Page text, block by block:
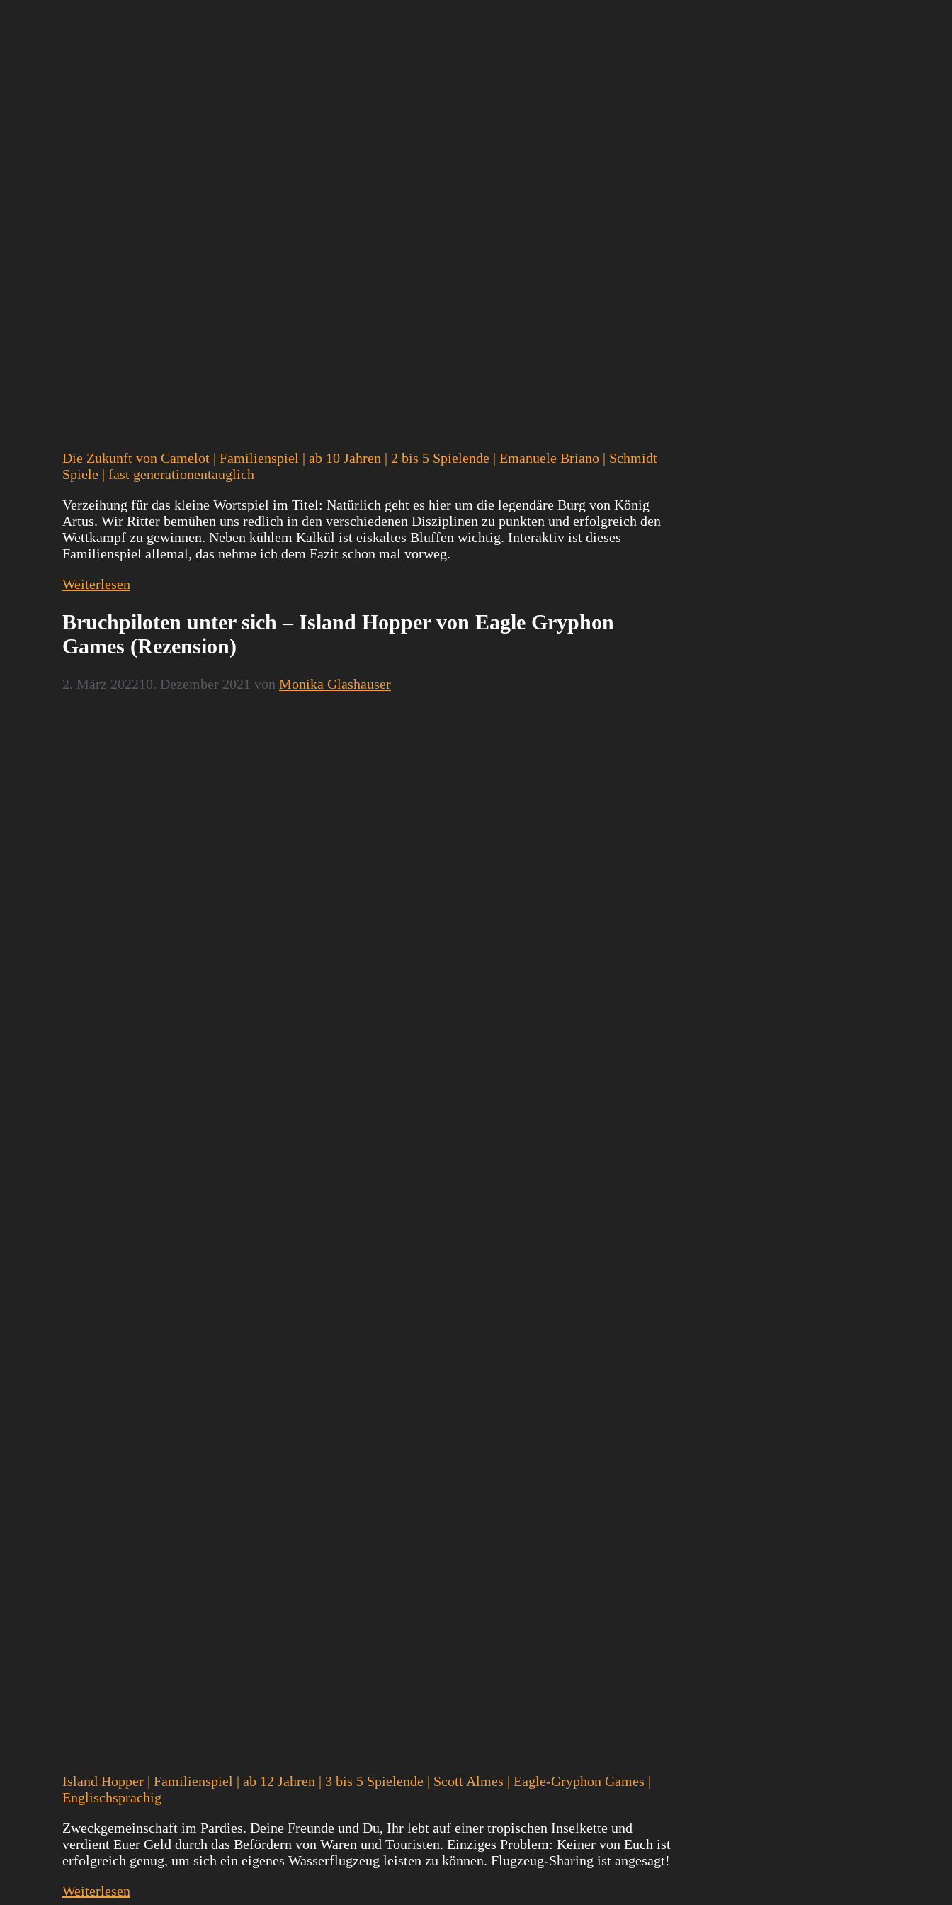
Die Zukunft von Camelot | Familienspiel | ab 10 Jahren | 2 bis 5 Spielende | Emanuele Briano | Schmidt
Spiele | fast generationentauglich
Verzeihung für das kleine Wortspiel im Titel: Natürlich geht es hier um die legendäre Burg von König
Artus. Wir Ritter bemühen uns redlich in den verschiedenen Disziplinen zu punkten und erfolgreich den
Wettkampf zu gewinnen. Neben kühlem Kalkül ist eiskaltes Bluffen wichtig. Interaktiv ist dieses
Familienspiel allemal, das nehme ich dem Fazit schon mal vorweg.
Weiterlesen
Bruchpiloten unter sich – Island Hopper von Eagle Gryphon
Games (Rezension)
2. März 202210. Dezember 2021 von Monika Glashauser
Island Hopper | Familienspiel | ab 12 Jahren | 3 bis 5 Spielende | Scott Almes | Eagle-Gryphon Games |
Englischsprachig
Zweckgemeinschaft im Pardies. Deine Freunde und Du, Ihr lebt auf einer tropischen Inselkette und
verdient Euer Geld durch das Befördern von Waren und Touristen. Einziges Problem: Keiner von Euch ist
erfolgreich genug, um sich ein eigenes Wasserflugzeug leisten zu können. Flugzeug-Sharing ist angesagt!
Weiterlesen